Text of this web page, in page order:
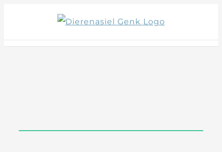
content